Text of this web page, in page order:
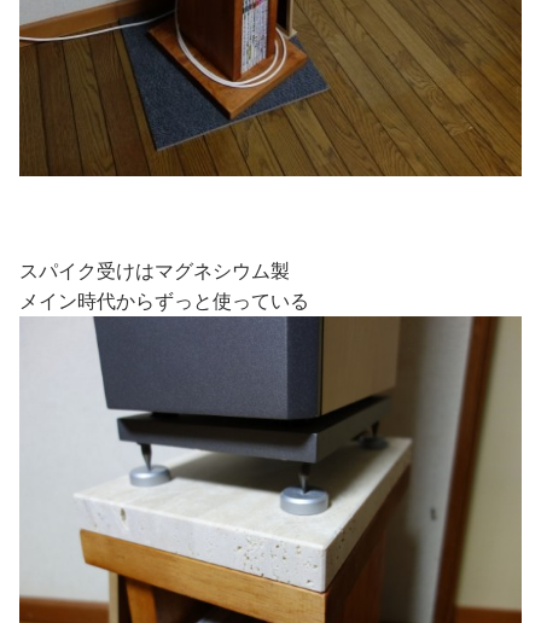
スパイク受けはマグネシウム製
メイン時代からずっと使っている